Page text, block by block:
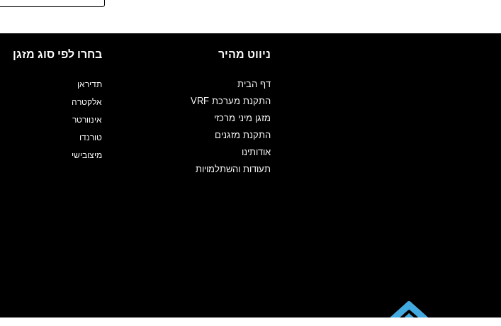
ניווט מהיר
דף הבית
התקנת מערכת VRF
מזגן מיני מרכזי
התקנת מזגנים
אודותינו
תעודות והשתלמויות
בחרו לפי סוג מזגן
תדיראן
אלקטרה
אינוורטר
טורנדו
מיצובישי